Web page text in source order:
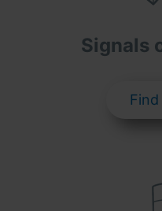
Signals